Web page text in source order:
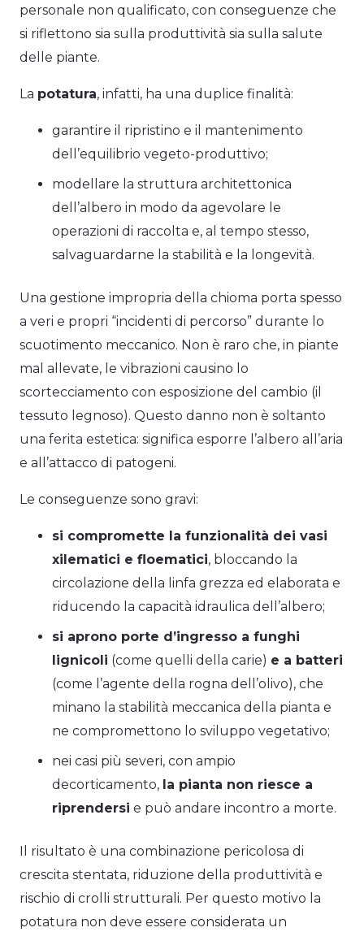
personale non qualificato, con conseguenze che
si riflettono sia sulla produttività sia sulla salute
delle piante.
La potatura, infatti, ha una duplice finalità:
garantire il ripristino e il mantenimento
dell’equilibrio vegeto-produttivo;
modellare la struttura architettonica
dell’albero in modo da agevolare le
operazioni di raccolta e, al tempo stesso,
salvaguardarne la stabilità e la longevità.
Una gestione impropria della chioma porta spesso
a veri e propri “incidenti di percorso” durante lo
scuotimento meccanico. Non è raro che, in piante
mal allevate, le vibrazioni causino lo
scortecciamento con esposizione del cambio (il
tessuto legnoso). Questo danno non è soltanto
una ferita estetica: significa esporre l’albero all’aria
e all’attacco di patogeni.
Le conseguenze sono gravi:
si compromette la funzionalità dei vasi
xilematici e floematici, bloccando la
circolazione della linfa grezza ed elaborata e
riducendo la capacità idraulica dell’albero;
si aprono porte d’ingresso a funghi
lignicoli (come quelli della carie) e a batteri
(come l’agente della rogna dell’olivo), che
minano la stabilità meccanica della pianta e
ne compromettono lo sviluppo vegetativo;
nei casi più severi, con ampio
decorticamento, la pianta non riesce a
riprendersi e può andare incontro a morte.
Il risultato è una combinazione pericolosa di
crescita stentata, riduzione della produttività e
rischio di crolli strutturali. Per questo motivo la
potatura non deve essere considerata un